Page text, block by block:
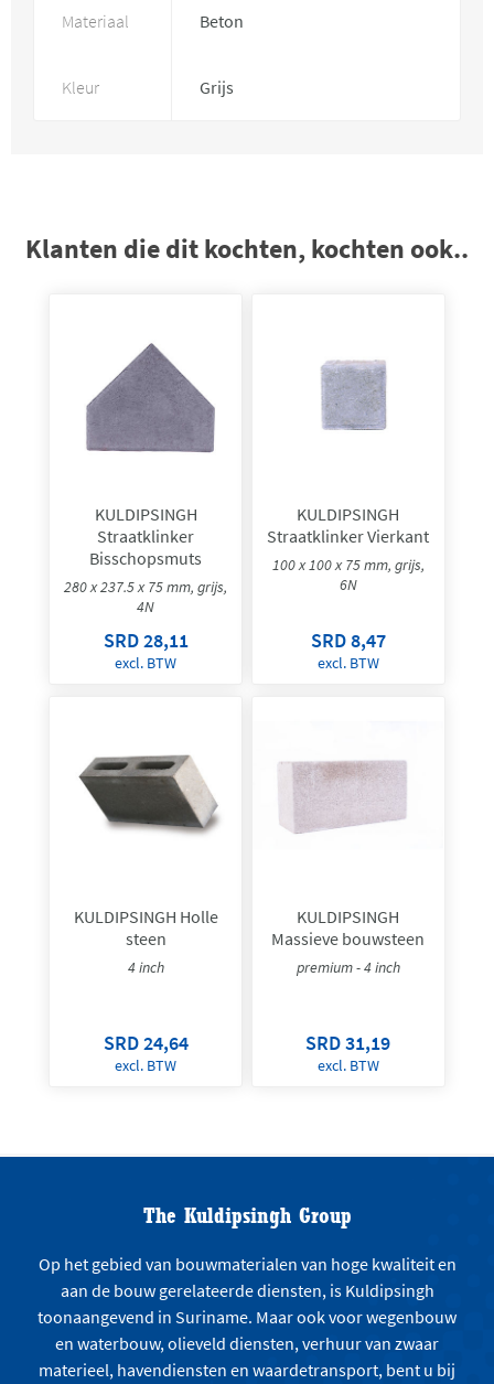
Materiaal Beton
Kleur Grijs
Klanten die dit kochten, kochten ook..
KULDIPSINGH
Straatklinker
Bisschopsmuts
280 x 237.5 x 75 mm, grijs,
4N
SRD 28,11
excl. BTW
KULDIPSINGH
Straatklinker Vierkant
100 x 100 x 75 mm, grijs,
6N
SRD 8,47
excl. BTW
KULDIPSINGH Holle
steen
4 inch
SRD 24,64
excl. BTW
KULDIPSINGH
Massieve bouwsteen
premium - 4 inch
SRD 31,19
excl. BTW
The Kuldipsingh Group
Op het gebied van bouwmaterialen van hoge kwaliteit en
aan de bouw gerelateerde diensten, is Kuldipsingh
toonaangevend in Suriname. Maar ook voor wegenbouw
en waterbouw, olieveld diensten, verhuur van zwaar
materieel, havendiensten en waardetransport, bent u bij